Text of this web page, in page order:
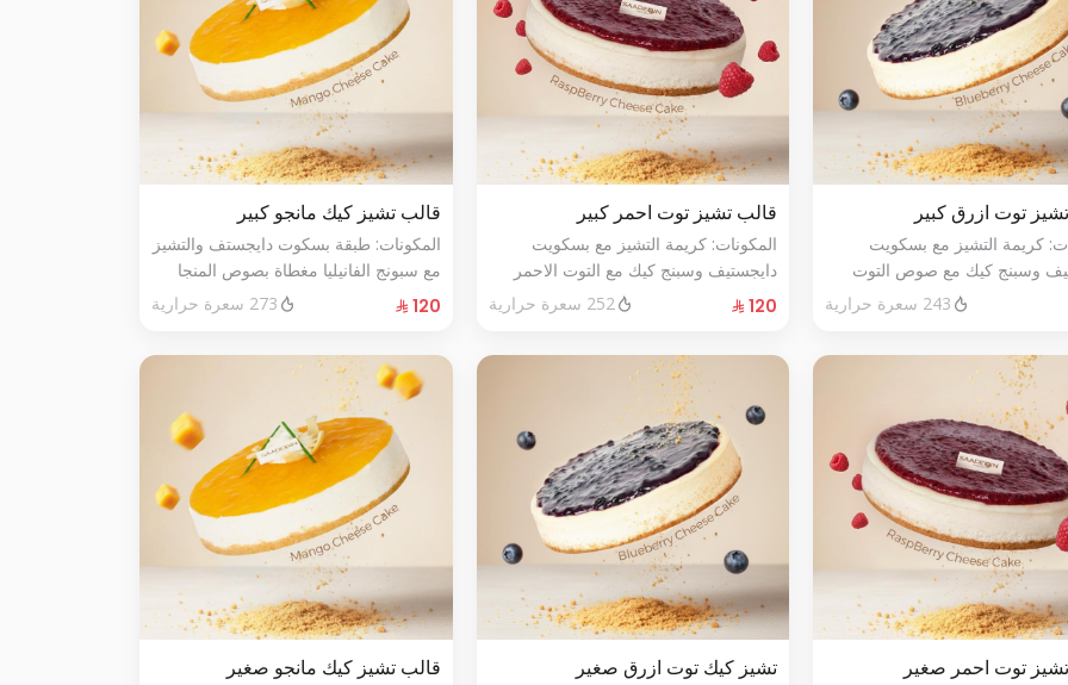
توت ازرق كبير
كريمة التشيز مع بسكويت
وسبنج كيك مع صوص التوت
يكفي١٢شخص
243 سعرة حرارية
قالب تشيز توت احمر كبير
المكونات: كريمة التشيز مع بسكويت
دايجستيف وسبنج كيك مع التوت الاحمر
الطازج الحجم:كبير يكفي١٢شخص
252 سعرة حرارية
قالب تشيز كيك مانجو كبير
المكونات: طبقة بسكوت دايجستف والتشيز
مع سبونج الفانيليا مغطاة بصوص المنجا
الحجم: كبير يكفي ١٢ اشخاص
273 سعرة حرارية
توت احمر صغير تشيز كيك توت ازرق صغير قالب تشيز كيك مانجو صغير